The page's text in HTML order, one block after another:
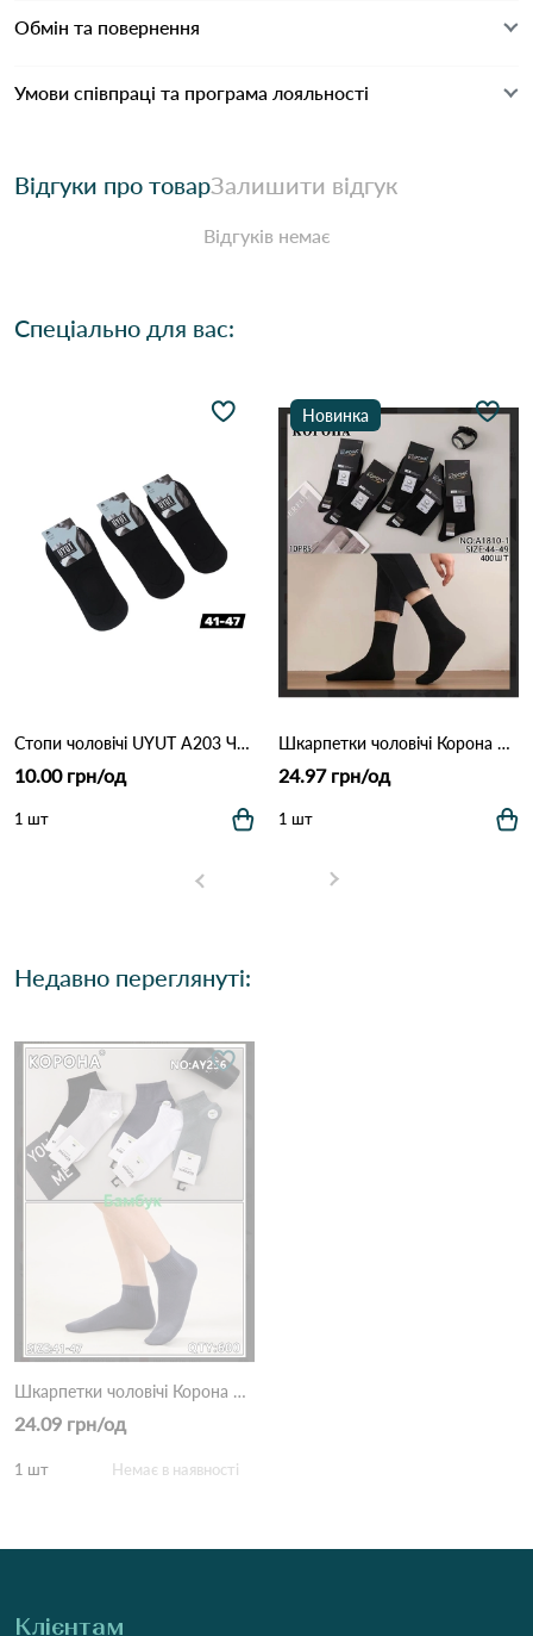
Обмін та повернення
Умови співпраці та програма лояльності
Відгуки про товарЗалишити відгук
Відгуків немає
Спеціально для вас:
Стопи чоловічі UYUT A203 Чорний
10.00 грн/од
1 шт
Новинка
Шкарпетки чоловічі Корона A1810-1 Чорний
24.97 грн/од
1 шт
Недавно переглянуті:
Шкарпетки чоловічі Корона AY256 Різні кольори
24.09 грн/од
1 шт Немає в наявності
Клієнтам